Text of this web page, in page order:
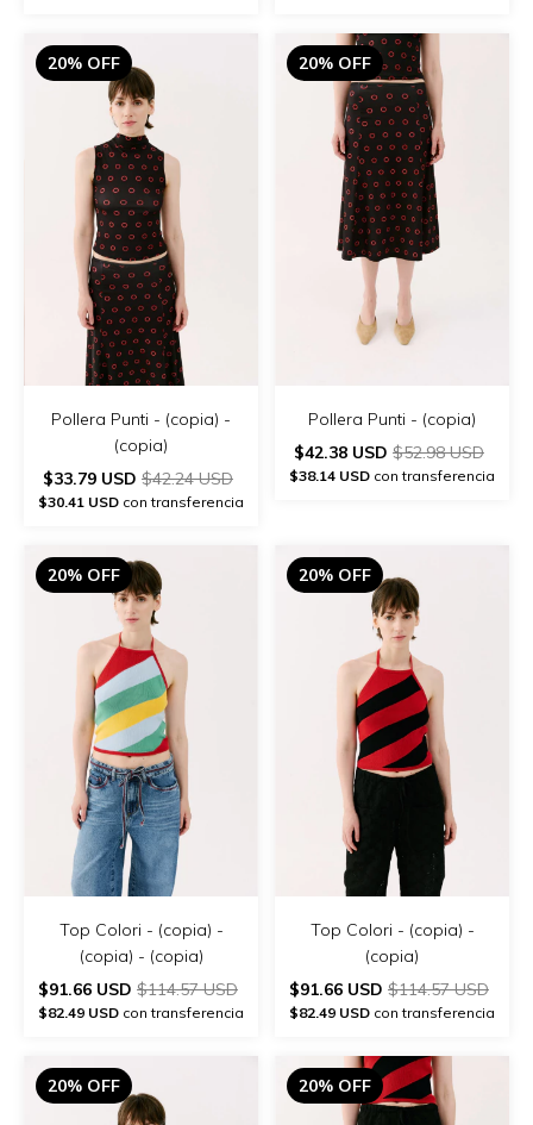
20% OFF
Pollera Punti - (copia) -
(copia)
$33.79 USD $42.24 USD
$30.41 USD con transferencia
20% OFF
Pollera Punti - (copia)
$42.38 USD $52.98 USD
$38.14 USD con transferencia
20% OFF
Top Colori - (copia) -
(copia) - (copia)
$91.66 USD $114.57 USD
$82.49 USD con transferencia
20% OFF
Top Colori - (copia) -
(copia)
$91.66 USD $114.57 USD
$82.49 USD con transferencia
20% OFF 20% OFF